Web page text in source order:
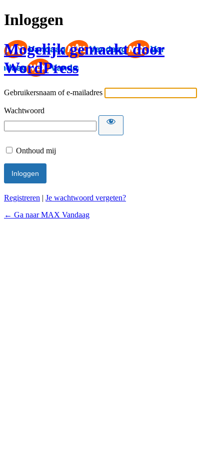
Inloggen
Mogelijk gemaakt door
WordPress
Gebruikersnaam of e-mailadres
Wachtwoord
Onthoud mij
Registreren | Je wachtwoord vergeten?
← Ga naar MAX Vandaag